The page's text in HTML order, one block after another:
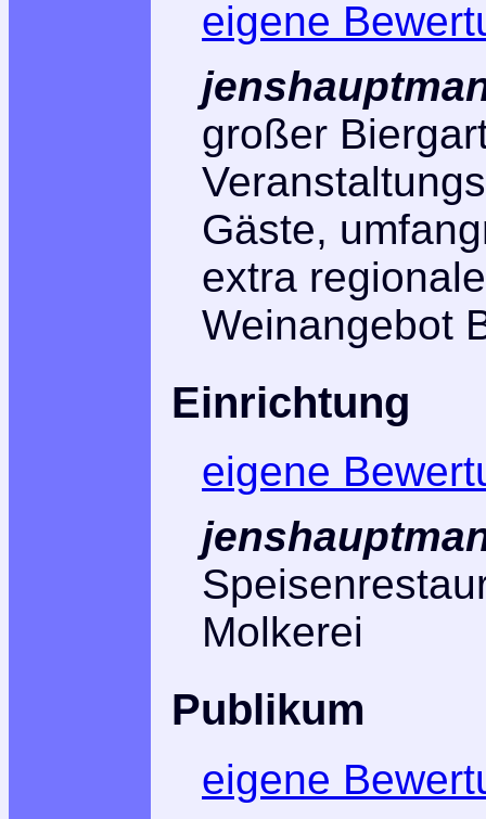
eigene
großer
Gäste,
extra
Weinangebot
Einrichtung
eigene
Molkerei
Publikum
eigene